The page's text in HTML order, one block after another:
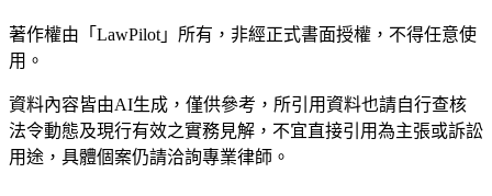
著作權由「LawPilot」所有，非經正式書面授權，不得任意使
用。
資料內容皆由AI生成，僅供參考，所引用資料也請自行查核
法令動態及現行有效之實務見解，不宜直接引用為主張或訴訟
用途，具體個案仍請洽詢專業律師。